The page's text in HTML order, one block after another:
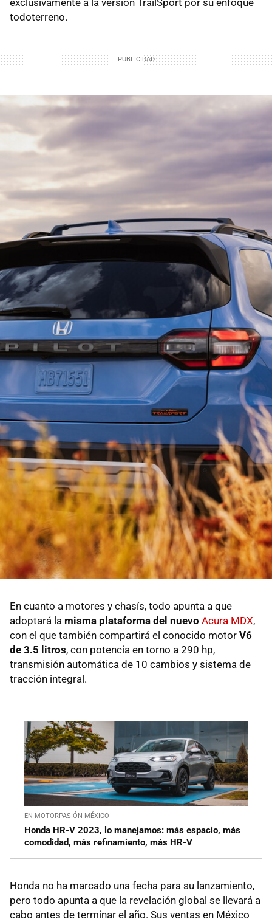
exclusivamente a la versión TrailSport por su enfoque
todoterreno.
En cuanto a motores y chasís, todo apunta a que
adoptará la misma plataforma del nuevo Acura MDX,
con el que también compartirá el conocido motor V6
de 3.5 litros, con potencia en torno a 290 hp,
transmisión automática de 10 cambios y sistema de
tracción integral.
EN MOTORPASIÓN MÉXICO
Honda HR-V 2023, lo manejamos: más espacio, más
comodidad, más refinamiento, más HR-V
Honda no ha marcado una fecha para su lanzamiento,
pero todo apunta a que la revelación global se llevará a
cabo antes de terminar el año. Sus ventas en México